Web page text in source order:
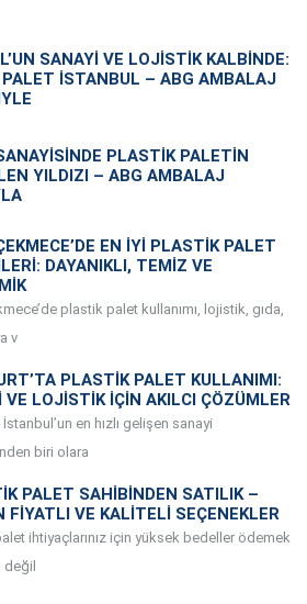
SANAYI VE LOJISTIK KALBINDE:
İSTANBUL – ABG AMBALAJ
PLASTIK PALETIN
YILDIZI – ABG AMBALAJ
EN İYI PLASTIK PALET
DAYANIKLI, TEMIZ VE
plastik palet kullanımı, lojistik, gıda,
v
PLASTIK PALET KULLANIMI:
VE LOJISTIK İÇIN AKILCI ÇÖZÜMLER
en hızlı gelişen sanayi
biri olara
PALET SAHIBINDEN SATILIK –
FIYATLI VE KALITELI SEÇENEKLER
ihtiyaçlarınız için yüksek bedeller ödemek